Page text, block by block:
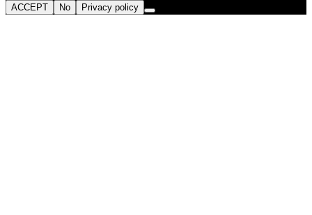
ACCEPT No Privacy policy